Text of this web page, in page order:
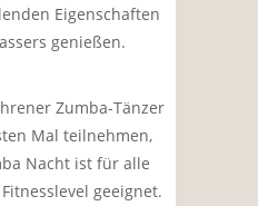
Eigenschaften
genießen.
Zumba-Tänzer
Mal teilnehmen,
Nacht ist für alle
geeignet.